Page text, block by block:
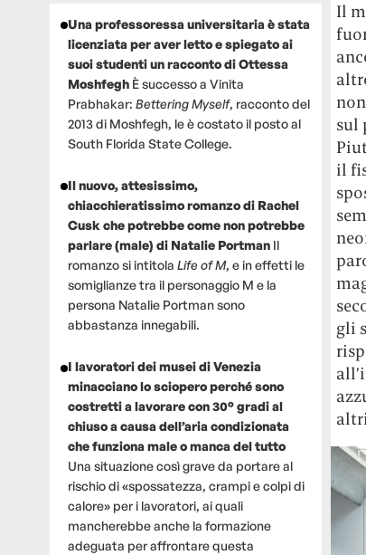
Una professoressa universitaria è stata
licenziata per aver letto e spiegato ai
suoi studenti un racconto di Ottessa
Moshfegh È successo a Vinita
Prabhakar: Bettering Myself, racconto del
2013 di Moshfegh, le è costato il posto al
South Florida State College.
Il nuovo, attesissimo,
chiacchieratissimo romanzo di Rachel
Cusk che potrebbe come non potrebbe
parlare (male) di Natalie Portman Il
romanzo si intitola Life of M, e in effetti le
somiglianze tra il personaggio M e la
persona Natalie Portman sono
abbastanza innegabili.
I lavoratori dei musei di Venezia
minacciano lo sciopero perché sono
costretti a lavorare con 30° gradi al
chiuso a causa dell’aria condizionata
che funziona male o manca del tutto
Una situazione così grave da portare al
rischio di «spossatezza, crampi e colpi di
calore» per i lavoratori, ai quali
mancherebbe anche la formazione
adeguata per affrontare questa
Il
sul
il
gli